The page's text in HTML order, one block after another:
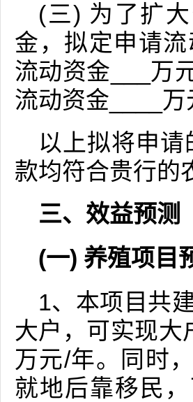
(三) 为了扩
金，拟定申请
流动资金___万
流动资金____万
以上拟将申
款均符合贵行的
三、效益预测
(一) 养殖项目
1、本项目共
大户，可实现大
万元/年。同时
就地后靠移民